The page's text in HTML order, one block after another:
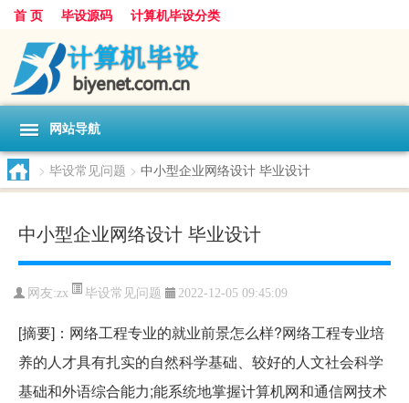
首 页 毕设源码 计算机毕设分类
网站导航
> 毕设常见问题 > 中小型企业网络设计 毕业设计
中小型企业网络设计 毕业设计
网友:zx 毕设常见问题 2022-12-05 09:45:09
[摘要]：网络工程专业的就业前景怎么样?网络工程专业培
养的人才具有扎实的自然科学基础、较好的人文社会科学
基础和外语综合能力;能系统地掌握计算机网和通信网技术